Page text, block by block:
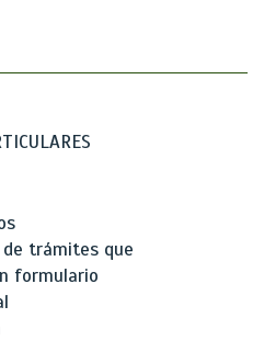
trámites que
formulario